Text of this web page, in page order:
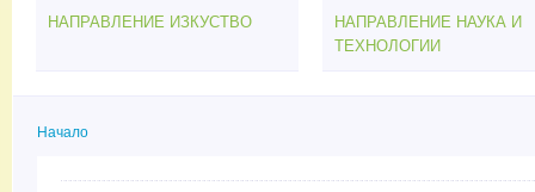
НАПРАВЛЕНИЕ ИЗКУСТВО
НАПРАВЛЕНИЕ НАУКА И
ТЕХНОЛОГИИ
Начало